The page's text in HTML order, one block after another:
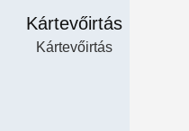
Kártevőirtás
Kártevőirtás